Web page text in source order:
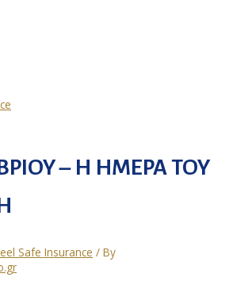
– Η ΗΜΕΡΑ ΤΟΥ
Safe Insurance / By